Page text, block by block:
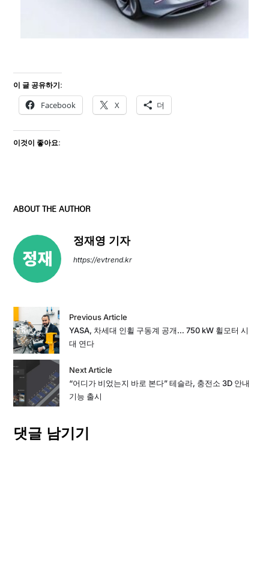
이 글 공유하기:
Facebook X 더
이것이 좋아요:
ABOUT THE AUTHOR
정재영 기자
https://evtrend.kr
Previous Article
YASA, 차세대 인휠 구동계 공개… 750 kW 휠모터 시
대 연다
Next Article
“어디가 비었는지 바로 본다” 테슬라, 충전소 3D 안내
기능 출시
댓글 남기기